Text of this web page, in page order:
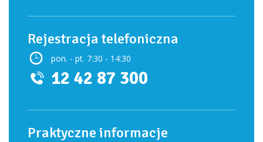
Rejestracja telefoniczna
pon. - pt. 7:30 - 14:30
12 42 87 300
Praktyczne informacje